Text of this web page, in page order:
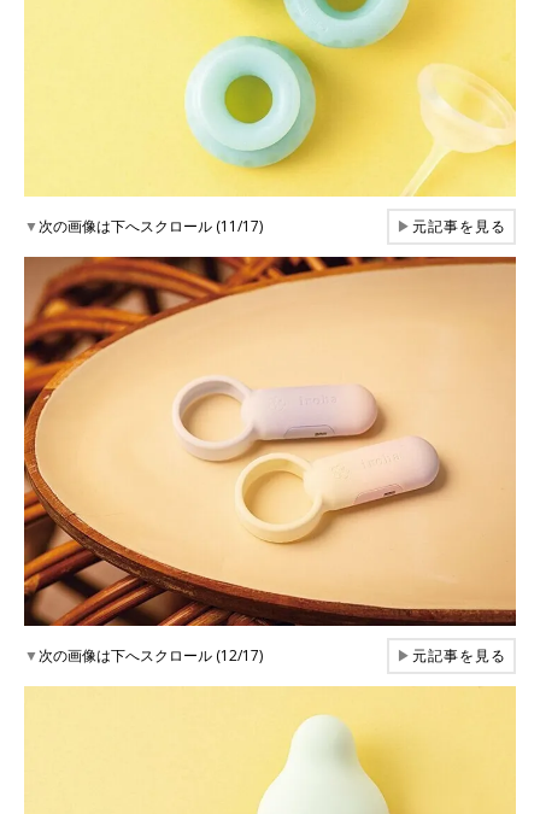
▼次の画像は下へスクロール (11/17) ▶元記事を見る
▼次の画像は下へスクロール (12/17) ▶元記事を見る